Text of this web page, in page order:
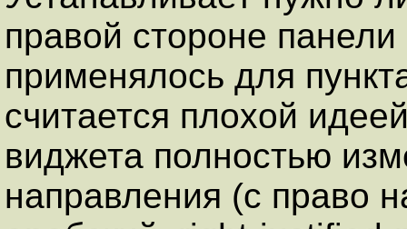
правой стороне
применялось для
считается плохой
виджета полностью
направления (с право